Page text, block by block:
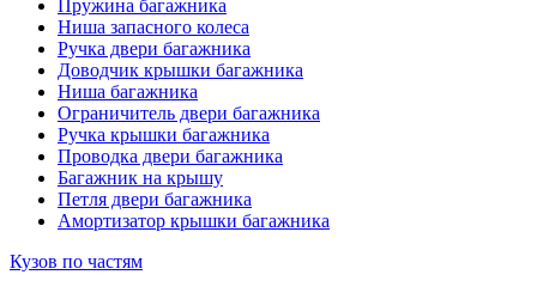
Пружина багажника
Ниша запасного колеса
Ручка двери багажника
Доводчик крышки багажника
Ниша багажника
Ограничитель двери багажника
Ручка крышки багажника
Проводка двери багажника
Багажник на крышу
Петля двери багажника
Амортизатор крышки багажника
Кузов по частям